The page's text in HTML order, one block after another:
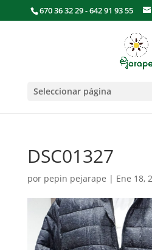
670 36 32 29 - 642 91 93 55
Seleccionar página
DSC01327
por pepin pejarape | Ene 18,